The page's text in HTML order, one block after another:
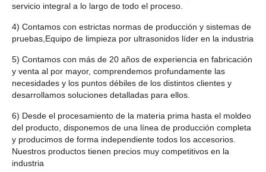
servicio integral a lo largo de todo el proceso.
4) Contamos con estrictas normas de producción y sistemas de
pruebas,Equipo de limpieza por ultrasonidos líder en la industria
5) Contamos con más de 20 años de experiencia en fabricación
y venta al por mayor, comprendemos profundamente las
necesidades y los puntos débiles de los distintos clientes y
desarrollamos soluciones detalladas para ellos.
6) Desde el procesamiento de la materia prima hasta el moldeo
del producto, disponemos de una línea de producción completa
y producimos de forma independiente todos los accesorios.
Nuestros productos tienen precios muy competitivos en la
industria